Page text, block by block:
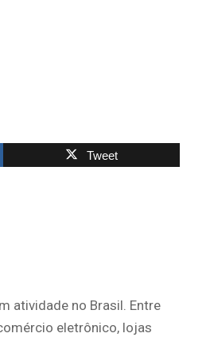
Tweet
atividade no Brasil. Entre
eletrônico, lojas